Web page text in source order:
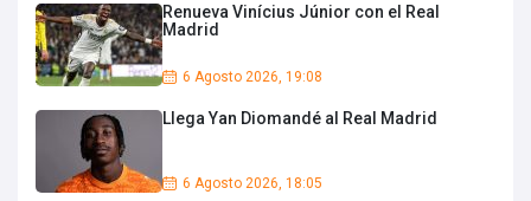
Renueva Vinícius Júnior con el Real
Madrid
6 Agosto 2026, 19:08
Llega Yan Diomandé al Real Madrid
6 Agosto 2026, 18:05